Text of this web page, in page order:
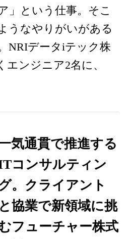
」という仕事。そこ
うなやりがいがある
NRIデータiテック株
エンジニア2名に、
気通貫で推進する
コンサルティン
。クライアント
と協業で新領域に挑
フューチャー株式